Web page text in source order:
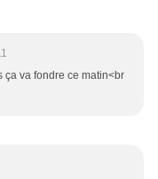
ça va fondre ce matin<br